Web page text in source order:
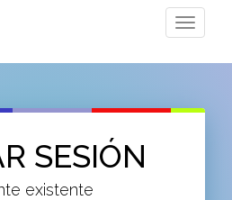
Toggle
SESIÓN
existente